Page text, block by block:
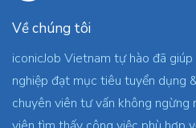
Về chúng tôi
iconicJob Vietnam tự hào đã
nghiệp đạt mục tiêu tuyển dụng
chuyên viên tư vấn không